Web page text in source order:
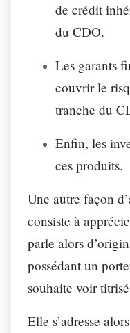
de crédit
du CDO.
Les garants
couvrir le
tranche du
Enfin, les
ces produits.
Une autre façon
consiste à
parle alors
possédant un
souhaite voir
Elle s’adresse